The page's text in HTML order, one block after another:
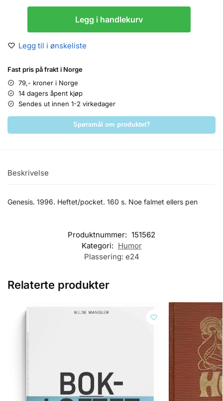
Legg i handlekurv
Legg til i ønskeliste
Fast pris på frakt i Norge
79,- kroner i Norge
14 dagers åpent kjøp
Sendes ut innen 1-2 virkedager
Spørsmål om produktet?
Beskrivelse
Genesis. 1996. Heftet/pocket. 160 s. Noe falmet ellers pen
Produktnummer: 151562
Kategori: Humor
Plassering: e24
Relaterte produkter